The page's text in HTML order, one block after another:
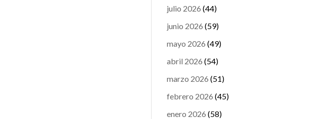
julio 2026 (44)
junio 2026 (59)
mayo 2026 (49)
abril 2026 (54)
marzo 2026 (51)
febrero 2026 (45)
enero 2026 (58)